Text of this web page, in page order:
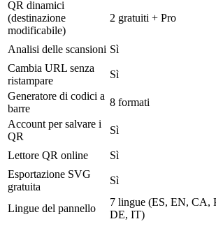
QR dinamici
(destinazione
modificabile)
2 gratuiti + Pro
Analisi delle scansioni Sì
Cambia URL senza
ristampare
Sì
Generatore di codici a
barre
8 formati
Account per salvare i
QR
Sì
Lettore QR online
Sì
Esportazione SVG
gratuita
Sì
Lingue del pannello
7 lingue (ES, EN, CA,
DE, IT)